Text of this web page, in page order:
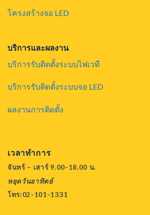
โครงสร้างจอ LED
บริการและผลงาน
บริการรับติดตั้งระบบไฟเวที
บริการรับติดตั้งระบบจอ LED
ผลงานการติดตั้ง
เวลาทำการ
จันทร์ – เสาร์ 9.00-18.00 น.
หยุดวันอาทิตย์
โทร:02-101-1331